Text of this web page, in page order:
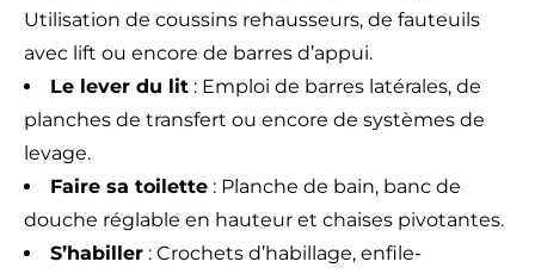
Utilisation de coussins rehausseurs, de fauteuils
avec lift ou encore de barres d’appui.
Le lever du lit : Emploi de barres latérales, de
planches de transfert ou encore de systèmes de
levage.
Faire sa toilette : Planche de bain, banc de
douche réglable en hauteur et chaises pivotantes.
S’habiller : Crochets d’habillage, enfile-